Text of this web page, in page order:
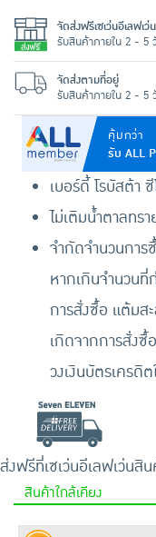
คุ้มกว่า
รับ ALL
เบอร์ดี้ โรบัสต้า
ไม่เติมน้ำตาลทร
จำกัดจำนวนกา
หากเกินจำนวน
การสั่งซื้อ แต้มส
เกิดจากการสั่งซื้
วงเงินบัตรเครดิ
จัดส่งฟรีเซเว่นอีเลฟเว่
รับสินค้าภายใน 2 - 5
จัดส่งตามที่อยู่
รับสินค้าภายใน 2 - 5
ส่งฟรีที่เซเว่นอีเลฟเว่นสิน
สินค้าใกล้เคียง